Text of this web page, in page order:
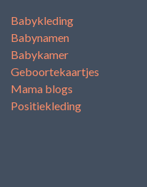
Babykleding
Babynamen
Babykamer
Geboortekaartjes
Mama blogs
Positiekleding